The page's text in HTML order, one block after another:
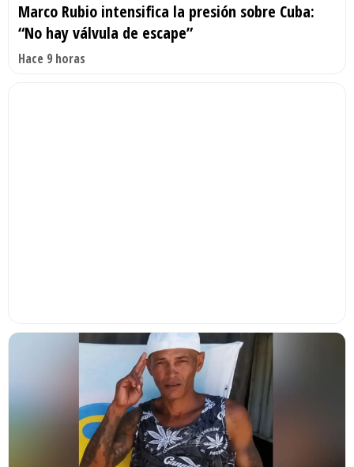
Marco Rubio intensifica la presión sobre Cuba:
“No hay válvula de escape”
Hace 9 horas